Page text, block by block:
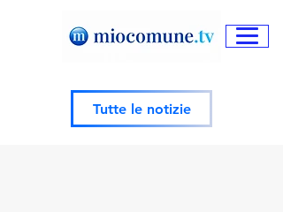
Tutte le notizie